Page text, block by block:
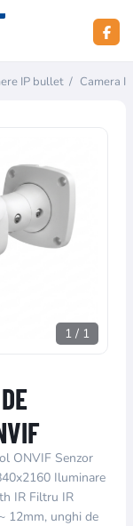
IP bullet / Camera
1 / 1
ONVIF Senzor
Iluminare
IR Filtru IR
12mm, unghi de